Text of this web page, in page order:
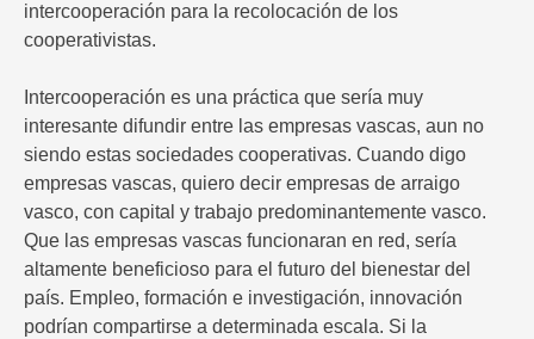
intercooperación para la recolocación de los
cooperativistas.
Intercooperación es una práctica que sería muy
interesante difundir entre las empresas vascas, aun no
siendo estas sociedades cooperativas. Cuando digo
empresas vascas, quiero decir empresas de arraigo
vasco, con capital y trabajo predominantemente vasco.
Que las empresas vascas funcionaran en red, sería
altamente beneficioso para el futuro del bienestar del
país. Empleo, formación e investigación, innovación
podrían compartirse a determinada escala. Si la